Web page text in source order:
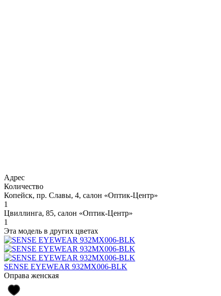
Адрес
Количество
Копейск, пр. Славы, 4, салон «Оптик-Центр»
1
Цвиллинга, 85, салон «Оптик-Центр»
1
Эта модель в других цветах
SENSE EYEWEAR 932MX006-BLK
Оправа женская